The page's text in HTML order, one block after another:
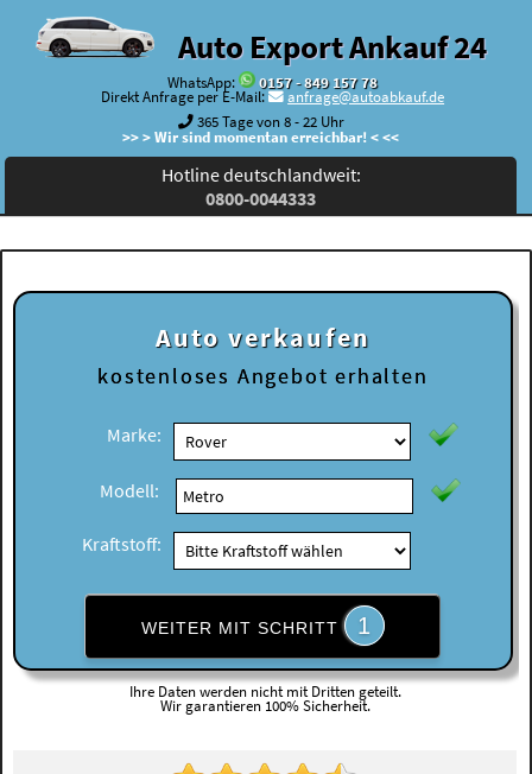
Auto Export Ankauf 24
WhatsApp:
0157 - 849 157 78
Direkt Anfrage per E-Mail:
anfrage@autoabkauf.de
365 Tage von 8 - 22 Uhr
>> > Wir sind momentan erreichbar! < <<
Hotline deutschlandweit:
0800-0044333
Auto verkaufen
kostenloses Angebot erhalten
Marke:
Modell:
Kraftstoff:
WEITER MIT SCHRITT 1
Ihre Daten werden nicht mit Dritten geteilt.
Wir garantieren 100% Sicherheit.